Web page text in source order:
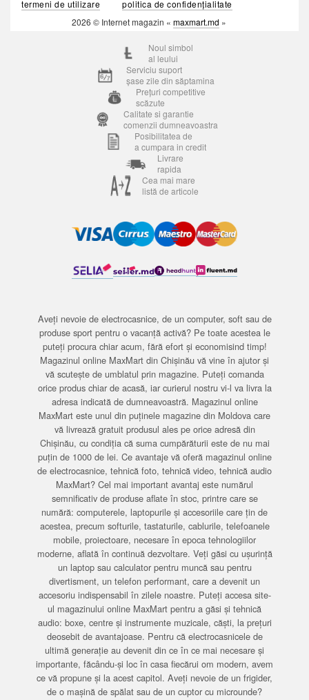
termeni de utilizare
politica de confidențialitate
2026 © Internet magazin « maxmart.md »
Noul simbol
al leului
Serviciu suport
șase zile din săptamina
Prețuri competitive
scăzute
Calitate si garantie
comenzii dumneavoastra
Posibilitatea de
a cumpara in credit
Livrare
rapida
Cea mai mare
listă de articole
Aveți nevoie de electrocasnice, de un computer, soft sau de
produse sport pentru o vacanță activă? Pe toate acestea le
puteți procura chiar acum, fără efort și economisind timp!
Magazinul online MaxMart din Chișinău vă vine în ajutor și
vă scutește de umblatul prin magazine. Puteți comanda
orice produs chiar de acasă, iar curierul nostru vi-l va livra la
adresa indicată de dumneavoastră. Magazinul online
MaxMart este unul din puținele magazine din Moldova care
vă livrează gratuit produsul ales pe orice adresă din
Chișinău, cu condiția că suma cumpărăturii este de nu mai
puțin de 1000 de lei. Ce avantaje vă oferă magazinul online
de electrocasnice, tehnică foto, tehnică video, tehnică audio
MaxMart? Cel mai important avantaj este numărul
semnificativ de produse aflate în stoc, printre care se
numără: computerele, laptopurile și accesoriile care țin de
acestea, precum softurile, tastaturile, cablurile, telefoanele
mobile, proiectoare, necesare în epoca tehnologiilor
moderne, aflată în continuă dezvoltare. Veți găsi cu ușurință
un laptop sau calculator pentru muncă sau pentru
divertisment, un telefon performant, care a devenit un
accesoriu indispensabil în zilele noastre. Puteți accesa site-
ul magazinului online MaxMart pentru a găsi și tehnică
audio: boxe, centre și instrumente muzicale, căști, la prețuri
deosebit de avantajoase. Pentru că electrocasnicele de
ultimă generație au devenit din ce în ce mai necesare și
importante, făcându-și loc în casa fiecărui om modern, avem
ce vă propune și la acest capitol. Aveți nevoie de un frigider,
de o mașină de spălat sau de un cuptor cu microunde?